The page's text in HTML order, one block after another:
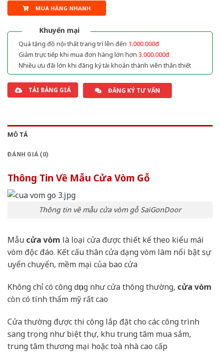
MUA HÀNG NHANH
Khuyến mại
Quà tặng đồ nội thất trang trí lên đến 1.000.000đ
Giảm trực tiếp khi mua đơn hàng lớn hơn 3.000.000đ
Nhiều ưu đãi lớn khi đăng ký tài khoản thành viên thân thiết
TẢI BẢNG GIÁ ĐĂNG KÝ TƯ VẤN
MÔ TẢ
ĐÁNH GIÁ (0)
Thông Tin Về Mẫu Cửa Vòm Gỗ
Thông tin về mẫu cửa vòm gỗ SaiGonDoor
Mẫu cửa vòm là loại cửa được thiết kế theo kiểu mái
vòm độc đáo. Kết cấu thân cửa dạng vòm làm nổi bật sự
uyển chuyển, mềm mại của bao cửa
Không chỉ có công dụng như cửa thông thường, cửa vòm
còn có tính thẩm mỹ rất cao
Cửa thường được thi công lắp đặt cho các công trình
sang trọng như biệt thự, khu trung tâm mua sắm,
trung tâm thương mại hoặc toà nhà cao cấp